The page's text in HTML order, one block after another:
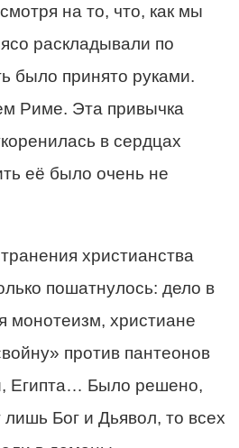
на то, что, как мы
раскладывали по
было принято руками.
Риме. Эта привычка
в сердцах
её было очень не
христианства
пошатнулось: дело в
монотеизм, христиане
против пантеонов
Египта… Было решено,
лишь Бог и Дьявол, то всех